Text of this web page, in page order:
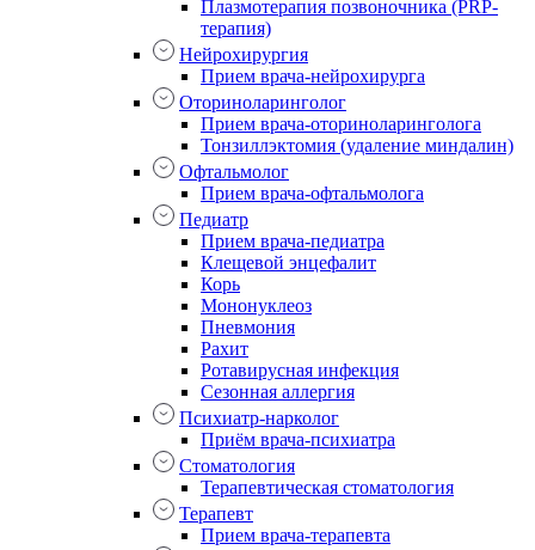
Плазмотерапия позвоночника (PRP-
терапия)
Нейрохирургия
Прием врача-нейрохирурга
Оториноларинголог
Прием врача-оториноларинголога
Тонзиллэктомия (удаление миндалин)
Офтальмолог
Прием врача-офтальмолога
Педиатр
Прием врача-педиатра
Клещевой энцефалит
Корь
Мононуклеоз
Пневмония
Рахит
Ротавирусная инфекция
Сезонная аллергия
Психиатр-нарколог
Приём врача-психиатра
Стоматология
Терапевтическая стоматология
Терапевт
Прием врача-терапевта